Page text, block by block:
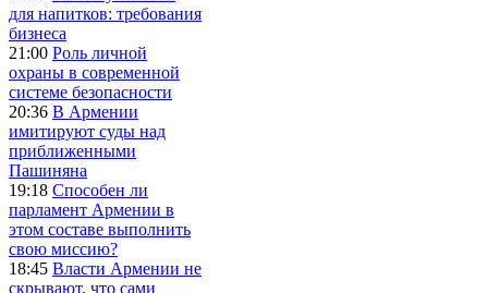
для напитков: требования
бизнеса
21:00 Роль личной
охраны в современной
системе безопасности
20:36 В Армении
имитируют суды над
приближенными
Пашиняна
19:18 Способен ли
парламент Армении в
этом составе выполнить
свою миссию?
18:45 Власти Армении не
скрывают, что сами